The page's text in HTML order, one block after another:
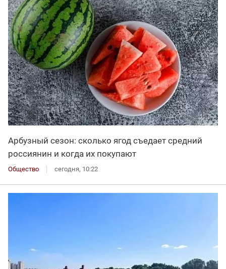
Арбузный сезон: сколько ягод съедает средний
россиянин и когда их покупают
Общество сегодня, 10:22